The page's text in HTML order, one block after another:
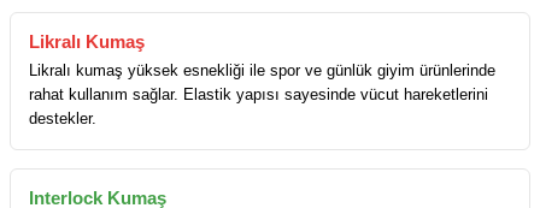
Likralı Kumaş
Likralı kumaş yüksek esnekliği ile spor ve günlük giyim ürünlerinde
rahat kullanım sağlar. Elastik yapısı sayesinde vücut hareketlerini
destekler.
Interlock Kumaş